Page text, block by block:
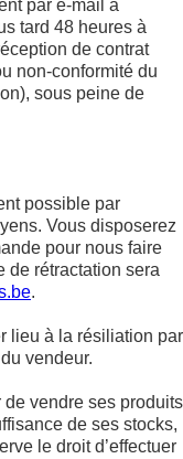
par e-mail à
tard 48 heures à
de contrat
non-conformité du
sous peine de
possible par
Vous disposerez
pour nous faire
de rétractation sera
.
lieu à la résiliation par
vendeur.
de vendre ses produits
de ses stocks,
le droit d’effectuer